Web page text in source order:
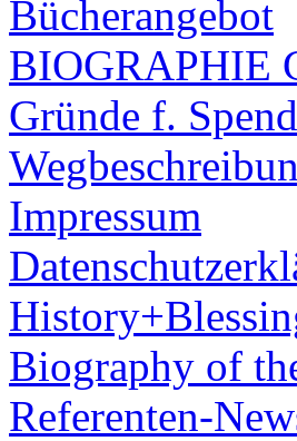
Bücherangebot
BIOGRAPHIE
Gründe f.
Impressum
Biography of
Referenten-